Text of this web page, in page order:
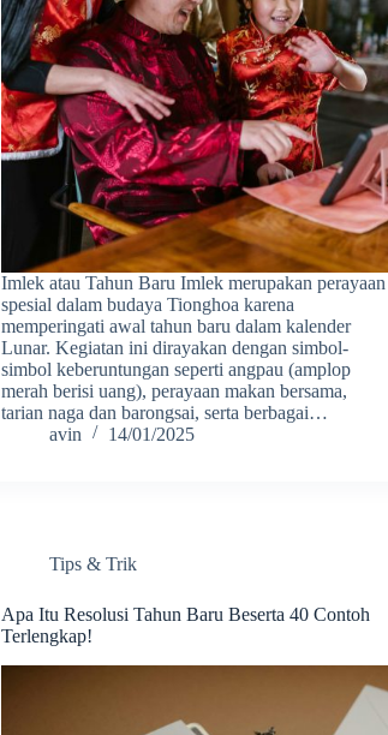
Imlek atau Tahun Baru Imlek merupakan perayaan
spesial dalam budaya Tionghoa karena
memperingati awal tahun baru dalam kalender
Lunar. Kegiatan ini dirayakan dengan simbol-
simbol keberuntungan seperti angpau (amplop
merah berisi uang), perayaan makan bersama,
tarian naga dan barongsai, serta berbagai…
avin
14/01/2025
Tips & Trik
Apa Itu Resolusi Tahun Baru Beserta 40 Contoh
Terlengkap!